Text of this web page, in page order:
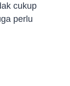
cukup
perlu